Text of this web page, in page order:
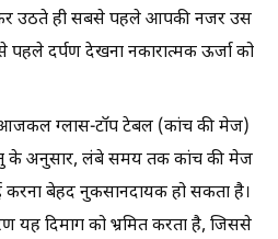
उठते ही सबसे पहले आपकी नजर उस
दर्पण देखना नकारात्मक ऊर्जा को
आजकल ग्लास-टॉप टेबल (कांच की मेज)
के अनुसार, लंबे समय तक कांच की मेज
करना बेहद नुकसानदायक हो सकता है।
दिमाग को भ्रमित करता है, जिससे